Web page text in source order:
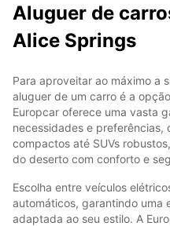
Aluguer de
Alice Springs
Para aproveitar ao máximo a
aluguer de um carro é a
Europcar oferece uma vasta
necessidades e preferências,
compactos até SUVs
do deserto com conforto e
Escolha entre veículos
automáticos, garantindo uma
adaptada ao seu estilo. A